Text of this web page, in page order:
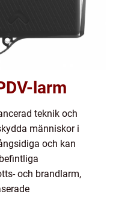
larm
teknik och
människor i
och kan
och brandlarm,